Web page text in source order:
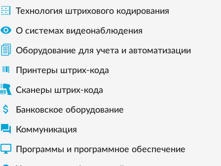
 Технология штрихового кодирования
 О системах видеонаблюдения
Оборудование для учета и автоматизации
Принтеры штрих-кода
Сканеры штрих-кода
 Банковское оборудование
 Коммуникация
 Программы и программное обеспечение